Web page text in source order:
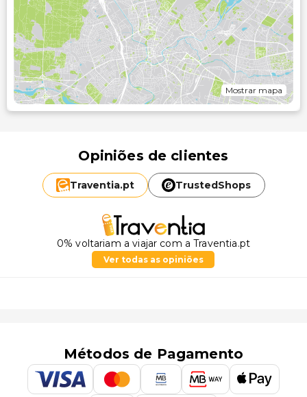
Mostrar mapa
Opiniões de clientes
Traventia.pt TrustedShops
0% voltariam a viajar com a Traventia.pt
Ver todas as opiniões
Métodos de Pagamento